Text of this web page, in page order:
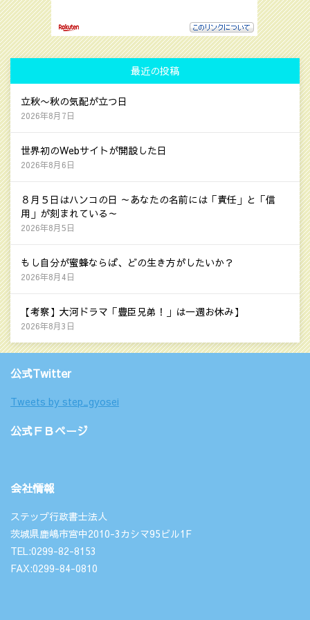
最近の投稿
立秋〜秋の気配が立つ日
2026年8月7日
世界初のWebサイトが開設した日
2026年8月6日
８月５日はハンコの日 ～あなたの名前には「責任」と「信
用」が刻まれている～
2026年8月5日
もし自分が蜜蜂ならば、どの生き方がしたいか？
2026年8月4日
【考察】大河ドラマ「豊臣兄弟！」は一週お休み】
2026年8月3日
公式Twitter
Tweets by step_gyosei
公式ＦＢページ
会社情報
ステップ行政書士法人
茨城県鹿嶋市宮中2010-3カシマ95ビル1F
TEL:0299-82-8153
FAX:0299-84-0810